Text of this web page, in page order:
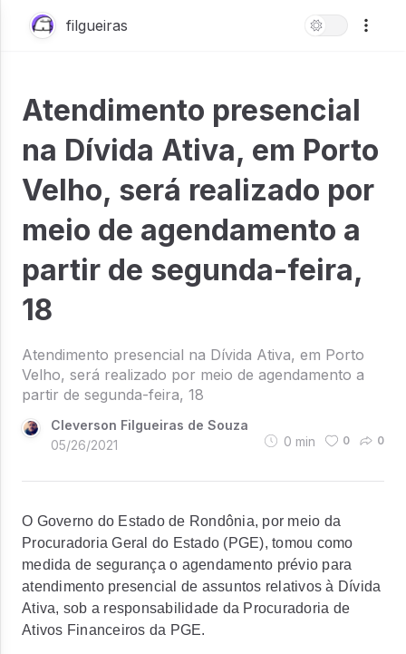
filgueiras
Atendimento presencial
na Dívida Ativa, em Porto
Velho, será realizado por
meio de agendamento a
partir de segunda-feira,
18
Atendimento presencial na Dívida Ativa, em Porto
Velho, será realizado por meio de agendamento a
partir de segunda-feira, 18
Cleverson Filgueiras de Souza
05/26/2021
0 min 0 0
O Governo do Estado de Rondônia, por meio da
Procuradoria Geral do Estado (PGE), tomou como
medida de segurança o agendamento prévio para
atendimento presencial de assuntos relativos à Dívida
Ativa, sob a responsabilidade da Procuradoria de
Ativos Financeiros da PGE.